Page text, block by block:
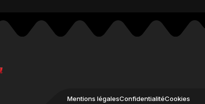
Mentions légalesConfidentialitéCookies